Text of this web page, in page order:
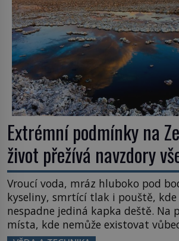
Extrémní podmínky na
život přežívá navzdory
Vroucí voda, mráz hluboko pod
kyseliny, smrtící tlak i pouště, kde
nespadne jediná kapka deště. Na
místa, kde nemůže existovat